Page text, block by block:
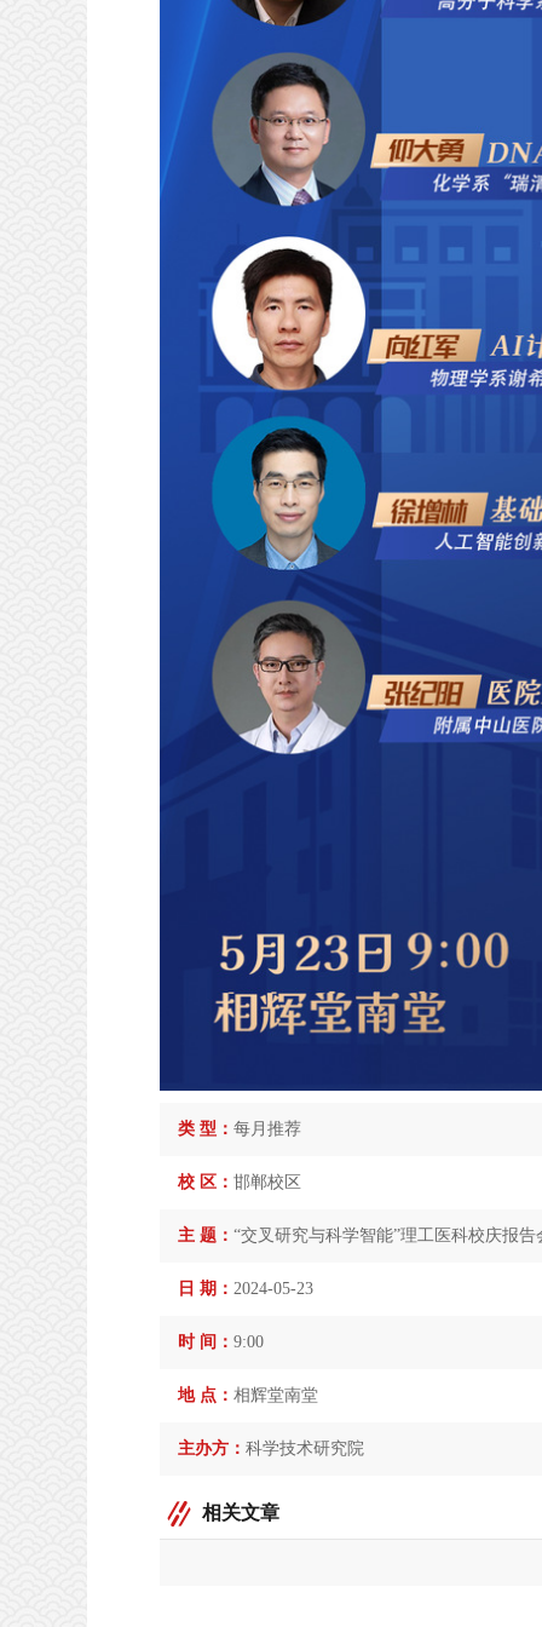
类 型： 每月推荐
校 区： 邯郸校区
主 题： “交叉研究与科学智能”理工医科校庆报告
日 期： 2024-05-23
时 间： 9:00
地 点： 相辉堂南堂
主办方： 科学技术研究院
相关文章